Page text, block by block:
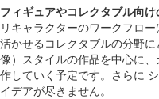
フィギュアやコレクタブル向
リキャラクターのワークフロ
活かせるコレクタブルの分野
像）スタイルの作品を中心に
作していく予定です。さらに
イデアが尽きません。